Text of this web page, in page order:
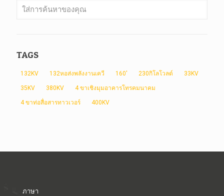
TAGS
132KV 132หอส่งพลังงานเควี 160' 230กิโลโวลต์ 33KV
35KV 380KV 4 ขาเชิงมุมอาคารโทรคมนาคม
4 ขาท่อสื่อสารทาวเวอร์ 400KV
ภาษา